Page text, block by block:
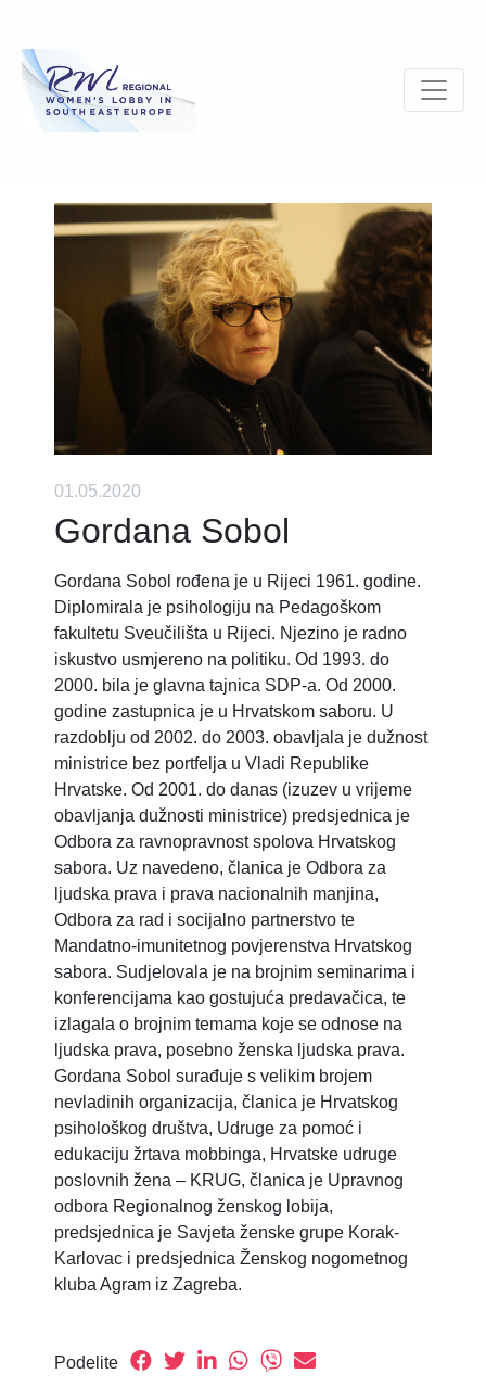
01.05.2020
Gordana Sobol
Gordana Sobol rođena je u Rijeci 1961. godine.
Diplomirala je psihologiju na Pedagoškom
fakultetu Sveučilišta u Rijeci. Njezino je radno
iskustvo usmjereno na politiku. Od 1993. do
2000. bila je glavna tajnica SDP-a. Od 2000.
godine zastupnica je u Hrvatskom saboru. U
razdoblju od 2002. do 2003. obavljala je dužnost
ministrice bez portfelja u Vladi Republike
Hrvatske. Od 2001. do danas (izuzev u vrijeme
obavljanja dužnosti ministrice) predsjednica je
Odbora za ravnopravnost spolova Hrvatskog
sabora. Uz navedeno, članica je Odbora za
ljudska prava i prava nacionalnih manjina,
Odbora za rad i socijalno partnerstvo te
Mandatno-imunitetnog povjerenstva Hrvatskog
sabora. Sudjelovala je na brojnim seminarima i
konferencijama kao gostujuća predavačica, te
izlagala o brojnim temama koje se odnose na
ljudska prava, posebno ženska ljudska prava.
Gordana Sobol surađuje s velikim brojem
nevladinih organizacija, članica je Hrvatskog
psihološkog društva, Udruge za pomoć i
edukaciju žrtava mobbinga, Hrvatske udruge
poslovnih žena – KRUG, članica je Upravnog
odbora Regionalnog ženskog lobija,
predsjednica je Savjeta ženske grupe Korak-
Karlovac i predsjednica Ženskog nogometnog
kluba Agram iz Zagreba.
Podelite